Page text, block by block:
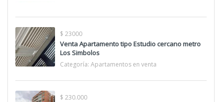
$ 23000
Venta Apartamento tipo Estudio cercano metro
Los Simbolos
Categoría: Apartamentos en venta
$ 230.000